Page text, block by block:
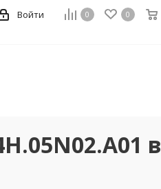
0 0
Войти
в